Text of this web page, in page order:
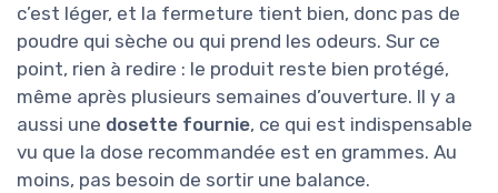
c’est léger, et la fermeture tient bien, donc pas de
poudre qui sèche ou qui prend les odeurs. Sur ce
point, rien à redire : le produit reste bien protégé,
même après plusieurs semaines d’ouverture. Il y a
aussi une dosette fournie, ce qui est indispensable
vu que la dose recommandée est en grammes. Au
moins, pas besoin de sortir une balance.